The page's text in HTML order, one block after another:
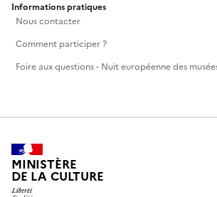
Informations pratiques
Nous contacter
Comment participer ?
Foire aux questions - Nuit européenne des
MINISTÈRE
DE LA CULTURE